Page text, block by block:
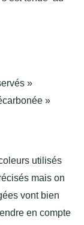
»
»
utilisés
mais on
vont bien
en compte